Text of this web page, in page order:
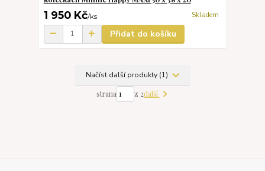
1 950 Kč/ks Skladem
Přidat do košíku
Načíst další produkty (1)
strana z 2další